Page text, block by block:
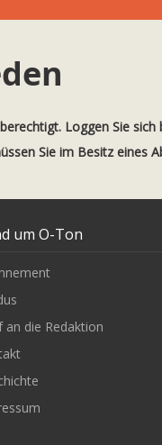
Loggen Sie sich
Sie im Besitz eines
um O-Ton
an die Redaktion